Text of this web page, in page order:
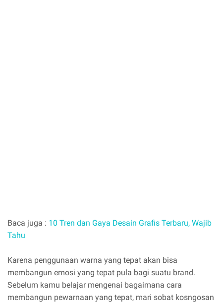
Baca juga : 10 Tren dan Gaya Desain Grafis Terbaru, Wajib
Tahu
Karena penggunaan warna yang tepat akan bisa
membangun emosi yang tepat pula bagi suatu brand.
Sebelum kamu belajar mengenai bagaimana cara
membangun pewarnaan yang tepat, mari sobat kosngosan